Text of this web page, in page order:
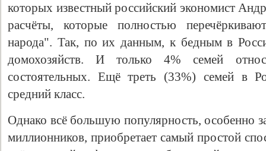
которых известный российский экономист
расчёты, которые полностью
народа". Так, по их данным, к бедным в
домохозяйств. И только 4% семей
состоятельных. Ещё треть (33%) семей в
средний класс.
Однако всё большую популярность, особенно
миллионников, приобретает самый простой